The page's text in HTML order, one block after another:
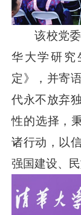
该校党
华大学研究
定》，并寄
代永不放弃
性的选择，
诸行动，以
强国建设、